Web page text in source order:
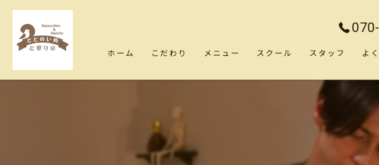
ホーム こだわり メニュー スクール スタッフ よ